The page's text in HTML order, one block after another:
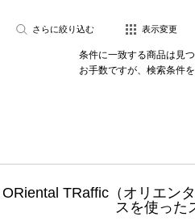
さらに絞り込む 表示変更
条件に一致する商品は見
お手数ですが、検索条件
ORiental TRaffic（オリエン
スを使った